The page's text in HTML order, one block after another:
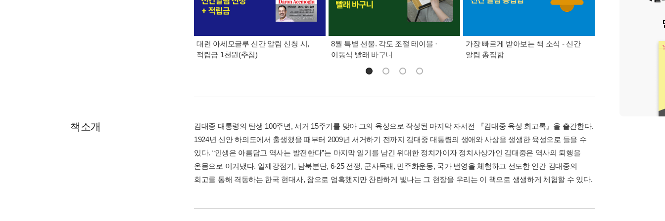
대런 아세모글루 신간 알림 신청 시,
적립금 1천원(추첨)
8월 특별 선물. 각도 조절 테이블 ·
이동식 빨래 바구니
가장 빠르게 받아보는 책 소식 - 신간
알림 총집합
경기컬처패스 1만
책소개
김대중 대통령의 탄생 100주년, 서거 15주기를 맞아 그의 육성으로 작성된 마지막 자서전 『김대중 육성 회고록』을 출간한다.
1924년 신안 하의도에서 출생했을 때부터 2009년 서거하기 전까지 김대중 대통령의 생애와 사상을 생생한 육성으로 들을 수
있다. “인생은 아름답고 역사는 발전한다”는 마지막 일기를 남긴 위대한 정치가이자 정치사상가인 김대중은 역사의 퇴행을
온몸으로 이겨냈다. 일제강점기, 남북분단, 6·25 전쟁, 군사독재, 민주화운동, 국가 번영을 체험하고 선도한 인간 김대중의
회고를 통해 격동하는 한국 현대사, 참으로 엄혹했지만 찬란하게 빛나는 그 현장을 우리는 이 책으로 생생하게 체험할 수 있다.